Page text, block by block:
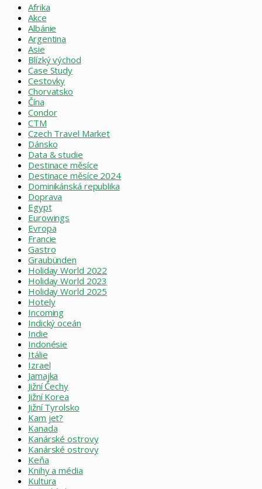
Afrika
Akce
Albánie
Argentina
Asie
Blízký východ
Case Study
Cestovky
Chorvatsko
Čína
Condor
CTM
Czech Travel Market
Dánsko
Data & studie
Destinace měsíce
Destinace měsíce 2024
Dominikánská republika
Doprava
Egypt
Eurowings
Evropa
Francie
Gastro
Graubünden
Holiday World 2022
Holiday World 2023
Holiday World 2025
Hotely
Incoming
Indický oceán
Indie
Indonésie
Itálie
Izrael
Jamajka
Jižní Čechy
Jižní Korea
Jižní Tyrolsko
Kam jet?
Kanada
Kanárské ostrovy
Kanárské ostrovy
Keňa
Knihy a média
Kultura